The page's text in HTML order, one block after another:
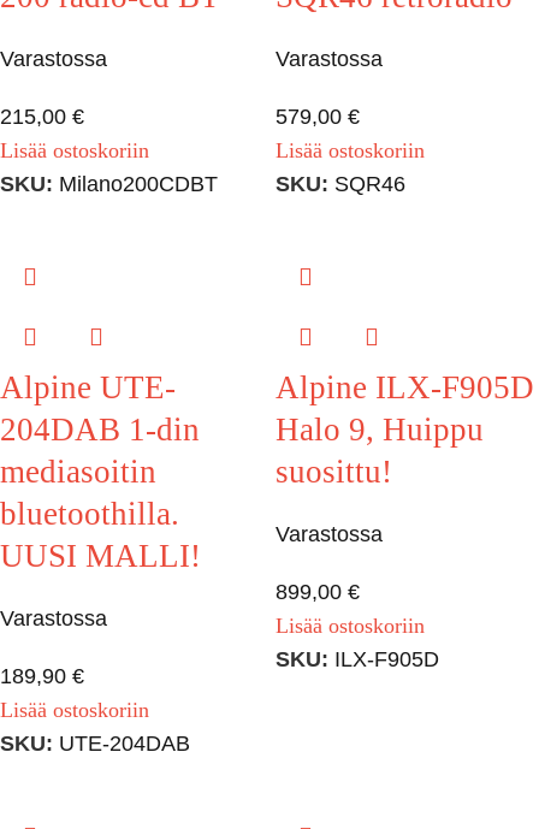
Varastossa
215,00 €
Lisää ostoskoriin
SKU: Milano200CDBT
Varastossa
579,00 €
Lisää ostoskoriin
SKU: SQR46
Alpine UTE-
204DAB 1-din
mediasoitin
bluetoothilla.
UUSI MALLI!
Varastossa
189,90 €
Lisää ostoskoriin
SKU: UTE-204DAB
Alpine ILX-F905D
Halo 9, Huippu
suosittu!
Varastossa
899,00 €
Lisää ostoskoriin
SKU: ILX-F905D